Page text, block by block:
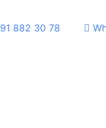
91 882 30 78